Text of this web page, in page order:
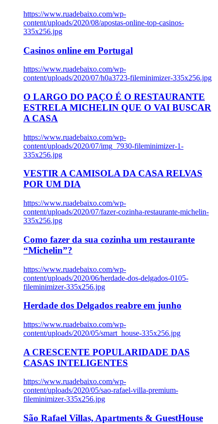
https://www.ruadebaixo.com/wp-
content/uploads/2020/08/apostas-online-top-casinos-
335x256.jpg
Casinos online em Portugal
https://www.ruadebaixo.com/wp-
content/uploads/2020/07/h0a3723-fileminimizer-335x256.jpg
O LARGO DO PAÇO É O RESTAURANTE
ESTRELA MICHELIN QUE O VAI BUSCAR
A CASA
https://www.ruadebaixo.com/wp-
content/uploads/2020/07/img_7930-fileminimizer-1-
335x256.jpg
VESTIR A CAMISOLA DA CASA RELVAS
POR UM DIA
https://www.ruadebaixo.com/wp-
content/uploads/2020/07/fazer-cozinha-restaurante-michelin-
335x256.jpg
Como fazer da sua cozinha um restaurante
“Michelin”?
https://www.ruadebaixo.com/wp-
content/uploads/2020/06/herdade-dos-delgados-0105-
fileminimizer-335x256.jpg
Herdade dos Delgados reabre em junho
https://www.ruadebaixo.com/wp-
content/uploads/2020/05/smart_house-335x256.jpg
A CRESCENTE POPULARIDADE DAS
CASAS INTELIGENTES
https://www.ruadebaixo.com/wp-
content/uploads/2020/05/sao-rafael-villa-premium-
fileminimizer-335x256.jpg
São Rafael Villas, Apartments & GuestHouse